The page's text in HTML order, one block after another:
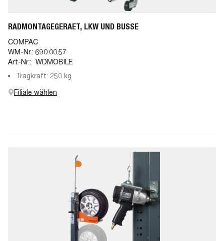
RADMONTAGEGERAET, LKW UND BUSSE
COMPAC
WM-Nr.: 690.00.57
Art-Nr.: WDMOBILE
Tragkraft: 250 kg
Filiale wählen